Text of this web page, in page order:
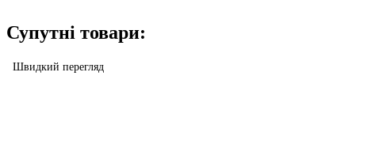
Супутні товари:
Швидкий перегляд